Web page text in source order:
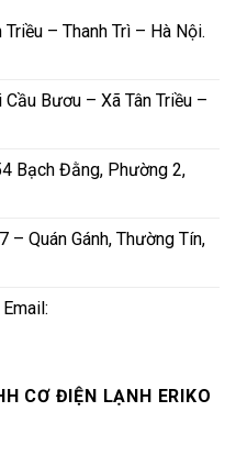
– Thanh Trì – Hà Nội.
Bươu – Xã Tân Triều –
Bạch Đằng, Phường 2,
– Quán Gánh, Thường Tín,
CƠ ĐIỆN LẠNH ERIKO